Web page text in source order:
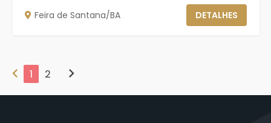
Feira de Santana/BA DETALHES
chevron_left 1 2 chevron_right